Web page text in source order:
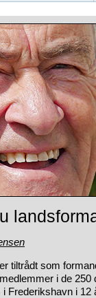
tiltrådt som
i de 250
Frederikshavn i 12